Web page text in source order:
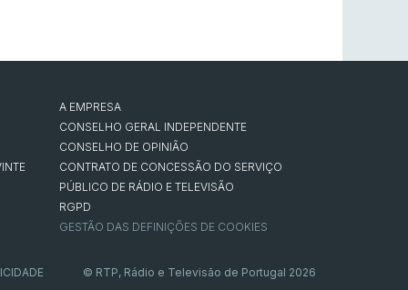
A EMPRESA
CONSELHO GERAL INDEPENDENTE
CONSELHO DE OPINIÃO
CONTRATO DE CONCESSÃO DO SERVIÇO
PÚBLICO DE RÁDIO E TELEVISÃO
RGPD
GESTÃO DAS DEFINIÇÕES DE COOKIES
© RTP, Rádio e Televisão de Portugal 2026